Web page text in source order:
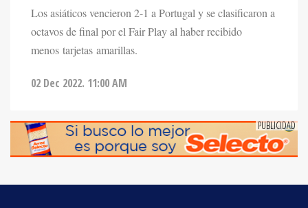
Los asiáticos vencieron 2-1 a Portugal y se clasificaron a
octavos de final por el Fair Play al haber recibido
menos tarjetas amarillas.
02 Dec 2022. 11:00 AM